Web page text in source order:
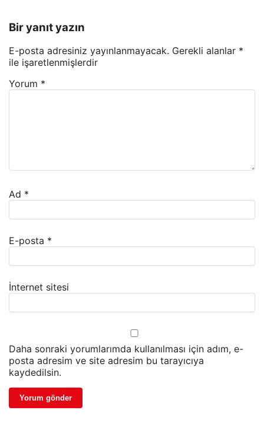
Bir yanıt yazın
E-posta adresiniz yayınlanmayacak. Gerekli alanlar *
ile işaretlenmişlerdir
Yorum *
Ad *
E-posta *
İnternet sitesi
Daha sonraki yorumlarımda kullanılması için adım, e-
posta adresim ve site adresim bu tarayıcıya
kaydedilsin.